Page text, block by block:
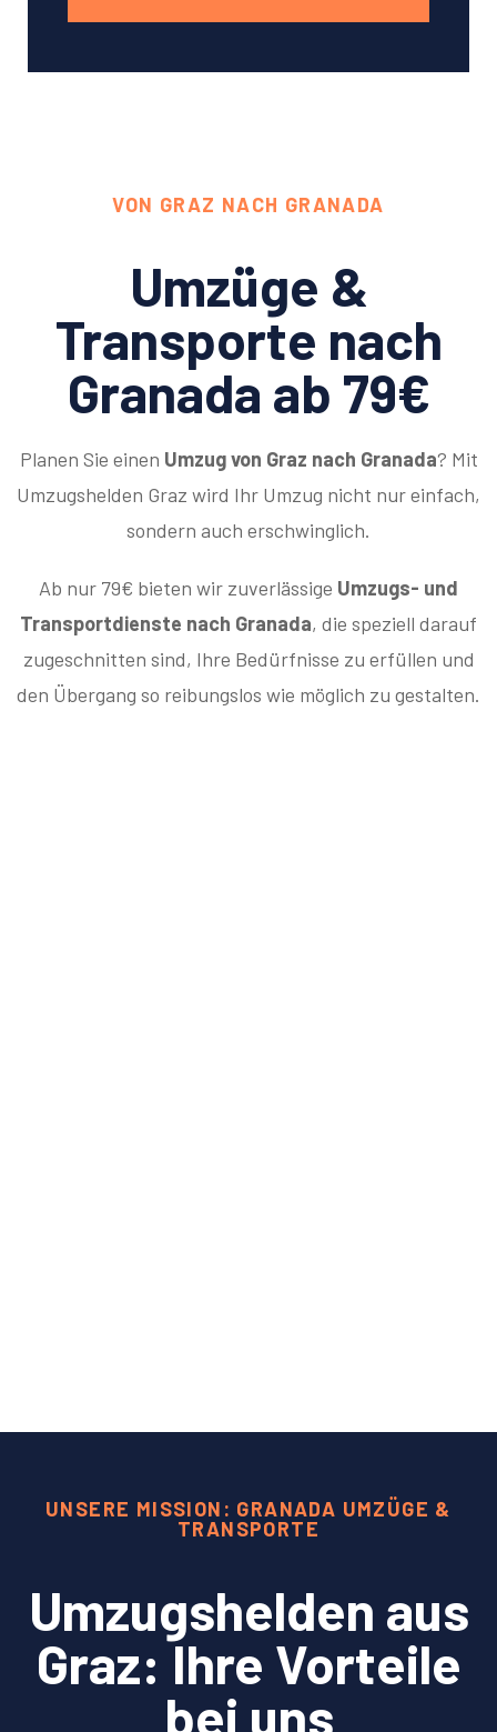
VON GRAZ NACH GRANADA
Umzüge &
Transporte nach
Granada ab 79€
Planen Sie einen Umzug von Graz nach Granada? Mit
Umzugshelden Graz wird Ihr Umzug nicht nur einfach,
sondern auch erschwinglich.
Ab nur 79€ bieten wir zuverlässige Umzugs- und
Transportdienste nach Granada, die speziell darauf
zugeschnitten sind, Ihre Bedürfnisse zu erfüllen und
den Übergang so reibungslos wie möglich zu gestalten.
UNSERE MISSION: GRANADA UMZÜGE &
TRANSPORTE
Umzugshelden aus
Graz: Ihre Vorteile
bei uns